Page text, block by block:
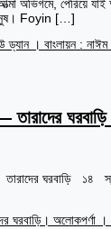
পেরিয়ে যাই
Foyin […]
ড্যান । বাংলায়ন :
তারাদের
স্নান সেরে
ঘরবাড়ি। অলোকপর্ণা